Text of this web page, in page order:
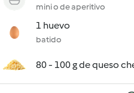
mini o de aperitivo
1 huevo
batido
80 - 100 g de queso